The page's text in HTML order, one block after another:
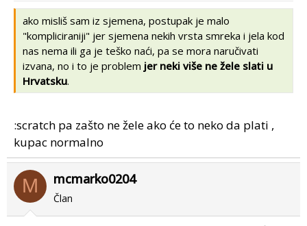
ako misliš sam iz sjemena, postupak je malo
"kompliciraniji" jer sjemena nekih vrsta smreka i jela kod
nas nema ili ga je teško naći, pa se mora naručivati
izvana, no i to je problem jer neki više ne žele slati u
Hrvatsku.
:scratch pa zašto ne žele ako će to neko da plati ,
kupac normalno
M mcmarko0204
Član